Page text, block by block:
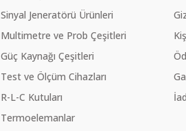
Sinyal Jeneratörü Ürünleri
Multimetre ve Prob Çeşitleri
Güç Kaynağı Çeşitleri
Test ve Ölçüm Cihazları
R-L-C Kutuları
Termoelemanlar